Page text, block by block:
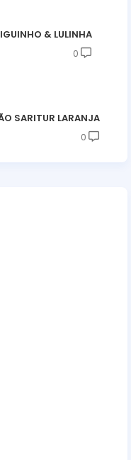
& LULINHA
0
SARITUR LARANJA
0